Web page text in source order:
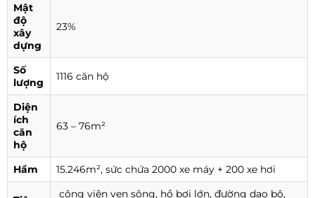
Mật
độ
xây
dựng
23%
Số
lượng
1116 căn hộ
Diện
ích
căn
hộ
63 – 76m²
Hầm 15.246m², sức chứa 2000 xe máy + 200 xe hơi
công viên ven sông, hồ bơi lớn, đường dạo bộ,